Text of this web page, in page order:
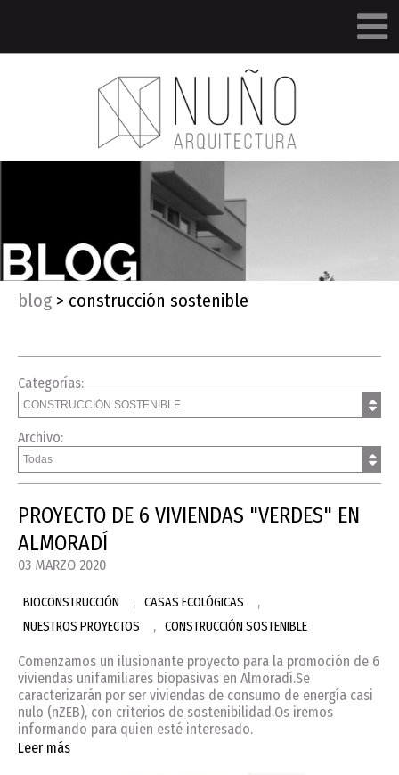
blog > construcción sostenible
Categorías:
Archivo:
PROYECTO DE 6 VIVIENDAS "VERDES" EN
ALMORADÍ
03 MARZO 2020
BIOCONSTRUCCIÓN , CASAS ECOLÓGICAS ,
NUESTROS PROYECTOS , CONSTRUCCIÓN SOSTENIBLE
Comenzamos un ilusionante proyecto para la promoción de 6
viviendas unifamiliares biopasivas en Almoradí.Se
caracterizarán por ser viviendas de consumo de energía casi
nulo (nZEB), con criterios de sostenibilidad.Os iremos
informando para quien esté interesado.
Leer más